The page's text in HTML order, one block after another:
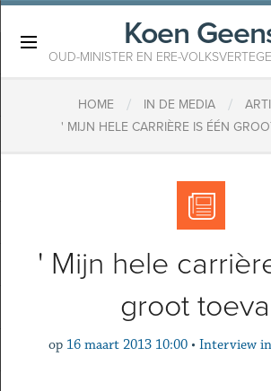
Koen
OUD-MINISTER EN ERE-
HOME / IN DE MEDIA /
' MIJN HELE CARRIÈRE IS ÉÉN
' Mijn hele
groot
op 16 maart 2013 10:00 • Interview